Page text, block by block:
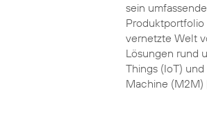
sein
vernetzte Welt
Lösungen rund
Things (IoT)
Machine (M2M)